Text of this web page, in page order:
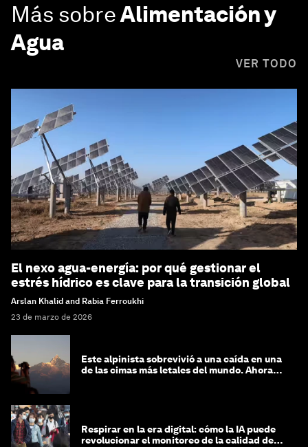
Más sobreAlimentación y
Agua
VER TODO
El nexo agua-energía: por qué gestionar el
estrés hídrico es clave para la transición global
Arslan Khalid and Rabia Ferroukhi
23 de marzo de 2026
Este alpinista sobrevivió a una caída en una
de las cimas más letales del mundo. Ahora
Respirar en la era digital: cómo la IA puede
revolucionar el monitoreo de la calidad del